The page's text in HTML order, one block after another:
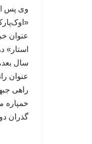
وی پس
عنوان
استار»
سال
عنوان
راهی
خمپاره
گذران